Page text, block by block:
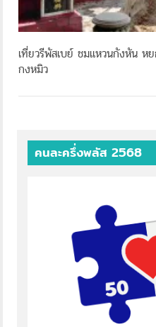
เที่ยวรีพัสเบย์ ชมแหวนกังหัน ห
กงหมิว
คนละครึ่งพลัส 2568